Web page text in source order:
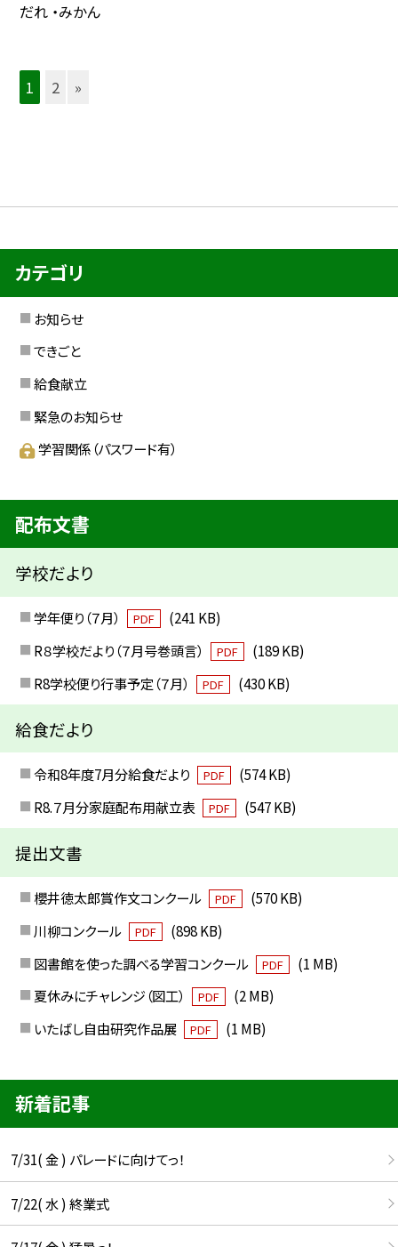
だれ ・みかん
1 2 »
カテゴリ
お知らせ
できごと
給食献立
緊急のお知らせ
学習関係（パスワード有）
配布文書
学校だより
学年便り（７月） PDF
(241 KB)
R８学校だより（７月号巻頭言）
PDF
(189 KB)
R8学校便り行事予定（７月）
PDF (430 KB)
給食だより
令和8年度7月分給食だより PDF
(574 KB)
R8.７月分家庭配布用献立表
PDF (547 KB)
提出文書
櫻井徳太郎賞作文コンクール PDF
(570 KB)
川柳コンクール
PDF
(898 KB)
図書館を使った調べる学習コンクール
PDF
(1 MB)
夏休みにチャレンジ（図工）
PDF
(2 MB)
いたばし自由研究作品展
PDF (1 MB)
新着記事
7/31( 金 ) パレードに向けてっ！
7/22( 水 ) 終業式